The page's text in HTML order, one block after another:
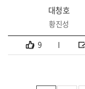
대청호
황진성
9